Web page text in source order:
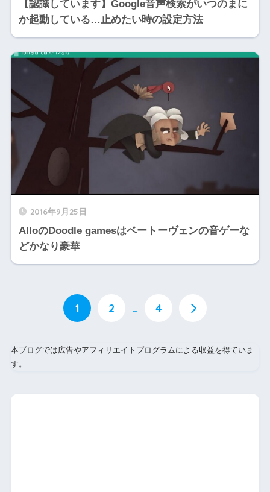
【認識しています】Google音声検索がいつのまに
か起動している…止めたい時の設定方法
2016年9月25日
AlloのDoodle gamesはベートーヴェンの音ゲーな
どかなり豪華
1 2 … 4
本ブログでは広告やアフィリエイトプログラムによる収益を得ていま
す。